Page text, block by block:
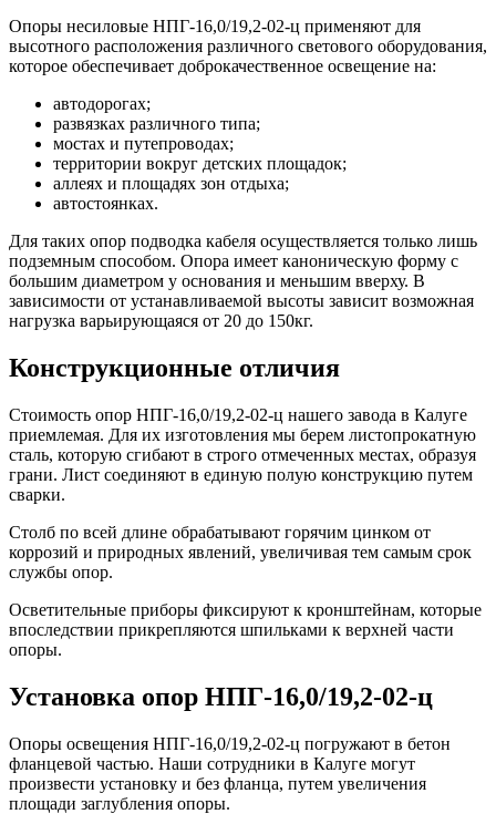
Опоры несиловые НПГ-16,0/19,2-02-ц применяют для
высотного расположения различного светового оборудования,
которое обеспечивает доброкачественное освещение на:
автодорогах;
развязках различного типа;
мостах и путепроводах;
территории вокруг детских площадок;
аллеях и площадях зон отдыха;
автостоянках.
Для таких опор подводка кабеля осуществляется только лишь
подземным способом. Опора имеет каноническую форму с
большим диаметром у основания и меньшим вверху. В
зависимости от устанавливаемой высоты зависит возможная
нагрузка варьирующаяся от 20 до 150кг.
Конструкционные отличия
Стоимость опор НПГ-16,0/19,2-02-ц нашего завода в Калуге
приемлемая. Для их изготовления мы берем листопрокатную
сталь, которую сгибают в строго отмеченных местах, образуя
грани. Лист соединяют в единую полую конструкцию путем
сварки.
Столб по всей длине обрабатывают горячим цинком от
коррозий и природных явлений, увеличивая тем самым срок
службы опор.
Осветительные приборы фиксируют к кронштейнам, которые
впоследствии прикрепляются шпильками к верхней части
опоры.
Установка опор НПГ-16,0/19,2-02-ц
Опоры освещения НПГ-16,0/19,2-02-ц погружают в бетон
фланцевой частью. Наши сотрудники в Калуге могут
произвести установку и без фланца, путем увеличения
площади заглубления опоры.